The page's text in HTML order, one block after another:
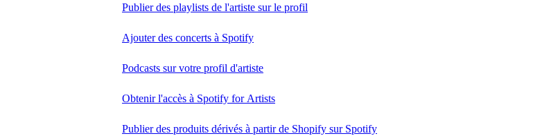
Publier des playlists de l'artiste sur le profil
Ajouter des concerts à Spotify
Podcasts sur votre profil d'artiste
Obtenir l'accès à Spotify for Artists
Publier des produits dérivés à partir de Shopify sur Spotify